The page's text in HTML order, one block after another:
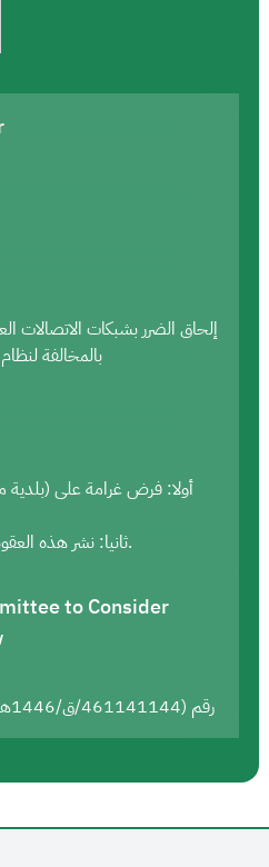
إلحاق الضرر بشبكات الاتصالات
بالمخالفة
أولا: فرض غرامة على
ثانيا: نشر هذه العقوبة في الموقع الإلكتروني للهيئة.
to Consider
رقم (461141144/ق/1446هـ) وتاريخ (11/10/1446هـ)